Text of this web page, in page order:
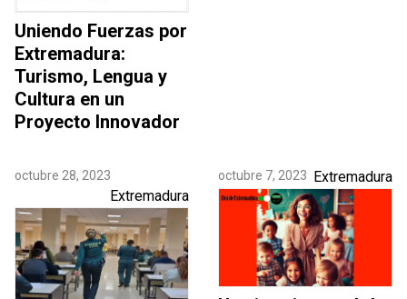
Uniendo Fuerzas por
Extremadura:
Turismo, Lengua y
Cultura en un
Proyecto Innovador
octubre 28, 2023
Extremadura
octubre 7, 2023 Extremadura